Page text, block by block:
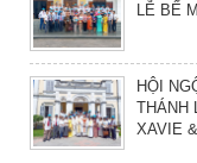
LỄ BẾ
HỘI
THÁNH
XAVIE